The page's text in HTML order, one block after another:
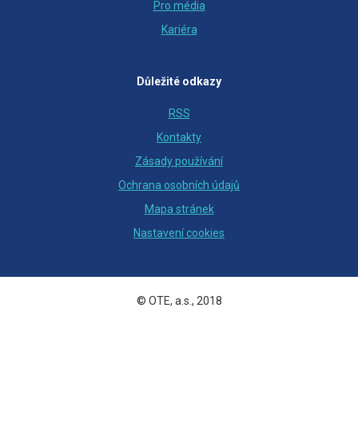
Pro média
Kariéra
Důležité odkazy
RSS
Kontakty
Zásady používání
Ochrana osobních údajů
Mapa stránek
Nastavení cookies
© OTE, a.s., 2018